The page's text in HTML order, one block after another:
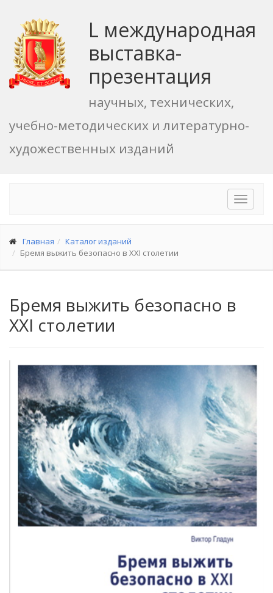
L международная
выставка-
презентация
научных, технических,
учебно-методических и литературно-
художественных изданий
Toggle
Главная
Каталог изданий
Бремя выжить безопасно в XXI столетии
Бремя выжить безопасно в
XXI столетии